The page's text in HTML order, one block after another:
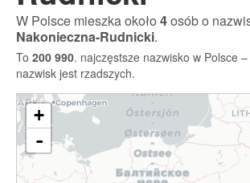
W Polsce mieszka około4osób o
Nakonieczna-Rudnicki.
To 200 990. najczęstsze nazwisko w Polsce
nazwisk jest rzadszych.
+
-